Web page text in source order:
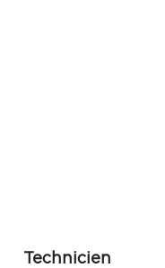
Technicien